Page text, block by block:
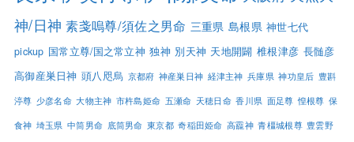
神/日神 素戔嗚尊/須佐之男命 三重県 島根県 神世七代
pickup 国常立尊/国之常立神 独神 別天神 天地開闢 椎根津彦 長髄彦
高御産巣日神 頭八咫烏 京都府 神産巣日神 経津主神 兵庫県 神功皇后 豊斟
渟尊 少彦名命 大物主神 市杵島姫命 五瀬命 天穂日命 香川県 面足尊 惶根尊 保
食神 埼玉県 中筒男命 底筒男命 東京都 奇稲田姫命 高龗神 青橿城根尊 豊雲野